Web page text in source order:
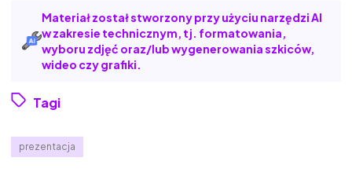
Materiał został stworzony przy użyciu narzędzi AI
w zakresie technicznym, tj. formatowania,
wyboru zdjęć oraz/lub wygenerowania szkiców,
wideo czy grafiki.
Tagi
prezentacja